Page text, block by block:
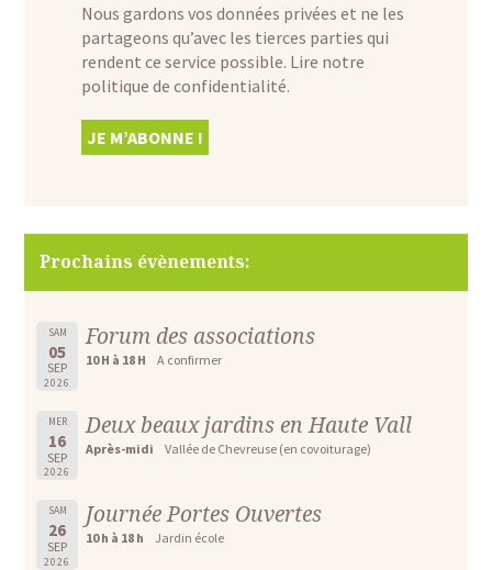
Nous gardons vos données privées et ne les
partageons qu’avec les tierces parties qui
rendent ce service possible. Lire notre
politique de confidentialité.
Prochains évènements:
SAM
05
SEP
2026
Forum des associations
10 H à 18 H A confirmer
MER
16
SEP
2026
Deux beaux jardins en Haute Vall
Après-midi Vallée de Chevreuse (en covoiturage)
SAM
26
SEP
2026
Journée Portes Ouvertes
10 h à 18 h Jardin école